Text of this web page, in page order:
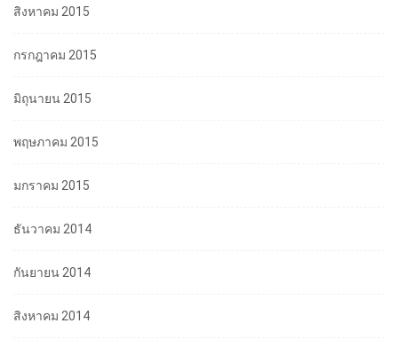
สิงหาคม 2015
กรกฎาคม 2015
มิถุนายน 2015
พฤษภาคม 2015
มกราคม 2015
ธันวาคม 2014
กันยายน 2014
สิงหาคม 2014